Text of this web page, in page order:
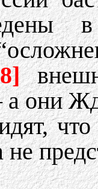
они
не